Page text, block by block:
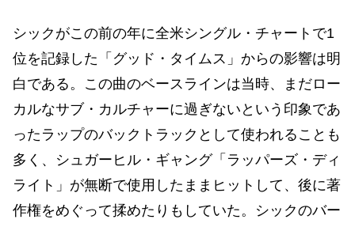
シックがこの前の年に全米シングル・チャートで1
位を記録した「グッド・タイムス」からの影響は明
白である。この曲のベースラインは当時、まだロー
カルなサブ・カルチャーに過ぎないという印象であ
ったラップのバックトラックとして使われることも
多く、シュガーヒル・ギャング「ラッパーズ・ディ
ライト」が無断で使用したままヒットして、後に著
作権をめぐって揉めたりもしていた。シックのバー